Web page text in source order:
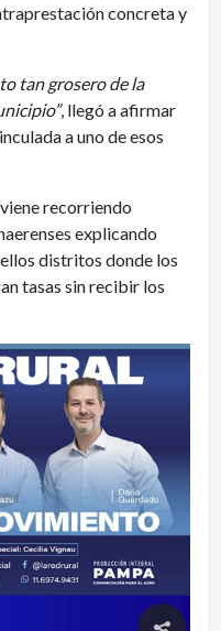
concreta y
tan grosero de la
, llegó a afirmar
a uno de esos
recorriendo
explicando
distritos donde los
tasas sin recibir los